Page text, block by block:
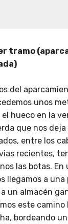
tramo
del
unos
el hueco en la
que nos
entre los
recientes,
las botas. En
llegamos a
un almacén
este camino
bordeando